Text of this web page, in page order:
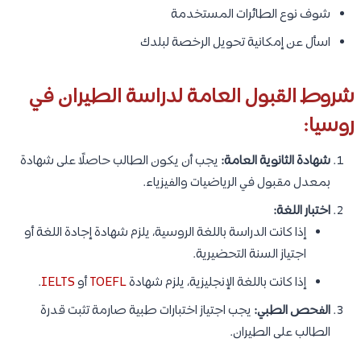
شوف نوع الطائرات المستخدمة
اسأل عن إمكانية تحويل الرخصة لبلدك
شروط القبول العامة لدراسة الطيران في
روسيا:
شهادة الثانوية العامة: يجب أن يكون الطالب حاصلًا على شهادة
بمعدل مقبول في الرياضيات والفيزياء.
اختبار اللغة:
إذا كانت الدراسة باللغة الروسية، يلزم شهادة إجادة اللغة أو
اجتياز السنة التحضيرية.
إذا كانت باللغة الإنجليزية، يلزم شهادةTOEFLأوIELTS
.
الفحص الطبي: يجب اجتياز اختبارات طبية صارمة تثبت قدرة
الطالب على الطيران.